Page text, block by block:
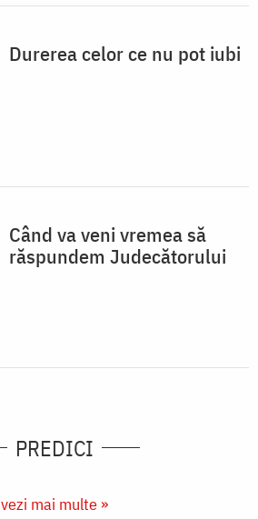
Durerea celor ce nu pot iubi
Când va veni vremea să
răspundem Judecătorului
PREDICI
vezi mai multe »